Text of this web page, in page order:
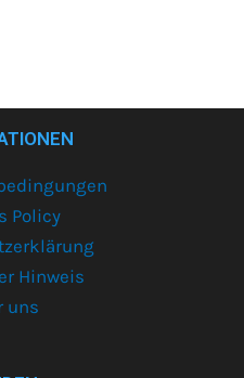
Policy
Hinweis
uns